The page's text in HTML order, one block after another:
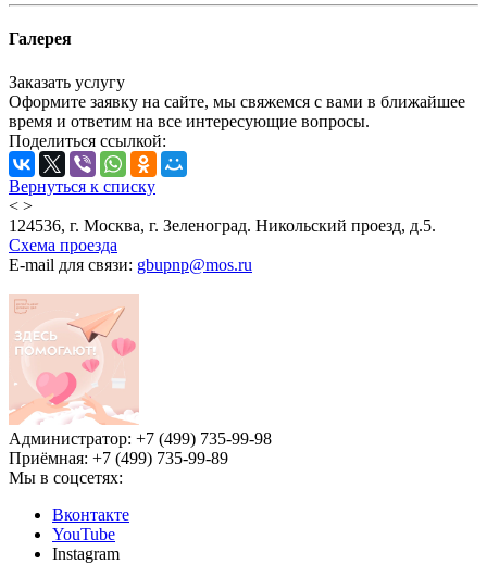
Галерея
Заказать услугу
Оформите заявку на сайте, мы свяжемся с вами в ближайшее
время и ответим на все интересующие вопросы.
Поделиться ссылкой:
Вернуться к списку
< >
124536, г. Москва, г. Зеленоград. Никольский проезд, д.5.
Схема проезда
E-mail для связи: gbupnp@mos.ru
Администратор: +7 (499) 735-99-98
Приёмная: +7 (499) 735-99-89
Мы в соцсетях:
Вконтакте
YouTube
Instagram